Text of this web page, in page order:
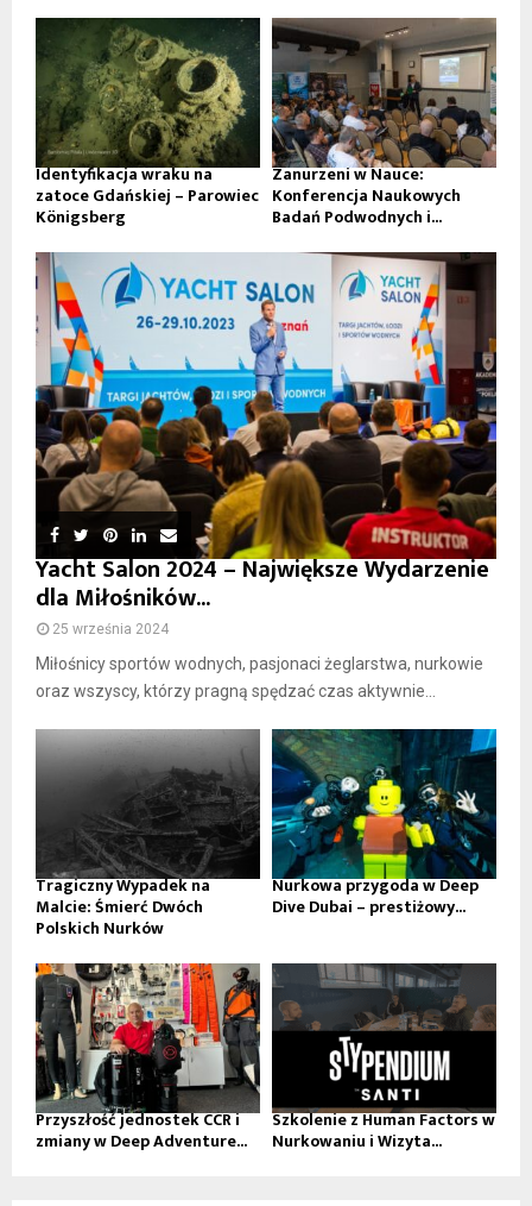
Identyfikacja wraku na
zatoce Gdańskiej – Parowiec
Königsberg
Zanurzeni w Nauce:
Konferencja Naukowych
Badań Podwodnych i...
Yacht Salon 2024 – Największe Wydarzenie
dla Miłośników...
25 września 2024
Miłośnicy sportów wodnych, pasjonaci żeglarstwa, nurkowie
oraz wszyscy, którzy pragną spędzać czas aktywnie...
Tragiczny Wypadek na
Malcie: Śmierć Dwóch
Polskich Nurków
Nurkowa przygoda w Deep
Dive Dubai – prestiżowy...
Przyszłość jednostek CCR i
zmiany w Deep Adventure...
Szkolenie z Human Factors w
Nurkowaniu i Wizyta...